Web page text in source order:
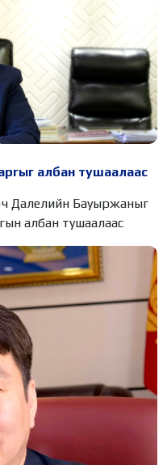
албан тушаалаас
Далелийн Бауыржаныг
албан тушаалаас